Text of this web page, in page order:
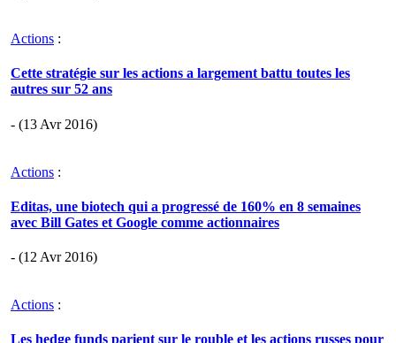
Actions :
Cette stratégie sur les actions a largement battu toutes les
autres sur 52 ans
- (13 Avr 2016)
Actions :
Editas, une biotech qui a progressé de 160% en 8 semaines
avec Bill Gates et Google comme actionnaires
- (12 Avr 2016)
Actions :
Les hedge funds parient sur le rouble et les actions russes pour